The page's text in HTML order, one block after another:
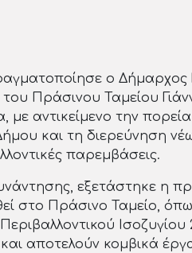
ο Δήμαρχος
Πράσινου Ταμείου
με αντικείμενο την
και τη διερεύνηση
παρεμβάσεις.
εξετάστηκε η
στο Πράσινο Ταμείο,
Ισοζυγίου
αποτελούν κομβικά